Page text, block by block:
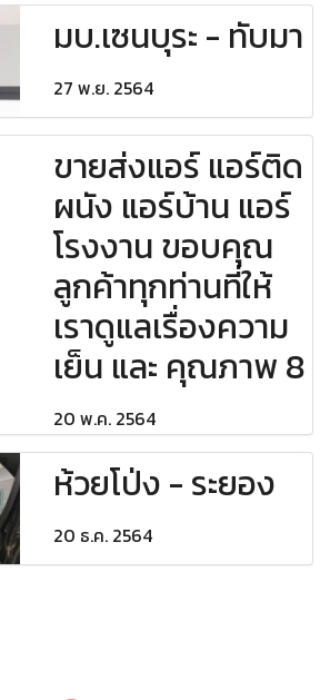
มบ.เซนบุระ - ทับมา
27 พ.ย. 2564
ขายส่งแอร์ แอร์ติด
ผนัง แอร์บ้าน แอร์
โรงงาน ขอบคุณ
ลูกค้าทุกท่านที่ให้
เราดูแลเรื่องความ
เย็น และ คุณภาพ 8
20 พ.ค. 2564
ห้วยโป่ง - ระยอง
20 ธ.ค. 2564